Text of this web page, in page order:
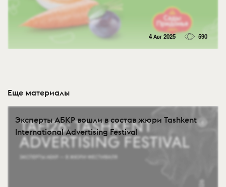
4 Авг 2025 590
Еще материалы
Эксперты АБКР вошли в состав жюри Tashkent
International Advertising Festival